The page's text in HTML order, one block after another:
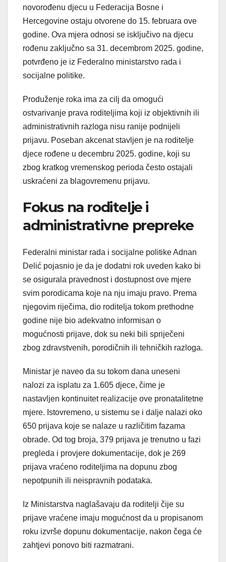
novorođenu djecu u Federacija Bosne i
Hercegovine ostaju otvorene do 15. februara ove
godine. Ova mjera odnosi se isključivo na djecu
rođenu zaključno sa 31. decembrom 2025. godine,
potvrđeno je iz Federalno ministarstvo rada i
socijalne politike.
Produženje roka ima za cilj da omogući
ostvarivanje prava roditeljima koji iz objektivnih ili
administrativnih razloga nisu ranije podnijeli
prijavu. Poseban akcenat stavljen je na roditelje
djece rođene u decembru 2025. godine, koji su
zbog kratkog vremenskog perioda često ostajali
uskraćeni za blagovremenu prijavu.
Fokus na roditelje i
administrativne prepreke
Federalni ministar rada i socijalne politike Adnan
Delić pojasnio je da je dodatni rok uveden kako bi
se osigurala pravednost i dostupnost ove mjere
svim porodicama koje na nju imaju pravo. Prema
njegovim riječima, dio roditelja tokom prethodne
godine nije bio adekvatno informisan o
mogućnosti prijave, dok su neki bili spriječeni
zbog zdravstvenih, porodičnih ili tehničkih razloga.
Ministar je naveo da su tokom dana uneseni
nalozi za isplatu za 1.605 djece, čime je
nastavljen kontinuitet realizacije ove pronatalitetne
mjere. Istovremeno, u sistemu se i dalje nalazi oko
650 prijava koje se nalaze u različitim fazama
obrade. Od tog broja, 379 prijava je trenutno u fazi
pregleda i provjere dokumentacije, dok je 269
prijava vraćeno roditeljima na dopunu zbog
nepotpunih ili neispravnih podataka.
Iz Ministarstva naglašavaju da roditelji čije su
prijave vraćene imaju mogućnost da u propisanom
roku izvrše dopunu dokumentacije, nakon čega će
zahtjevi ponovo biti razmatrani.